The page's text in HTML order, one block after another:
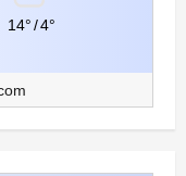
14°/4°